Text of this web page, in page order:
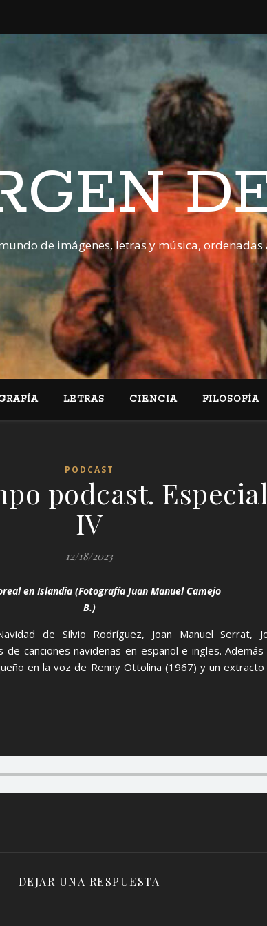
de imágenes, letras y música,
LETRAS CIENCIA FILOSOFÍA
PODCAST
podcast.
IV
12/18/2023
en Islandia (Fotografía Juan Manuel Camejo
B.)
de Silvio Rodríguez, Joan Manuel Serrat,
canciones navideñas en español e ingles.
en la voz de Renny Ottolina (1967) y un
DEJAR UNA RESPUESTA